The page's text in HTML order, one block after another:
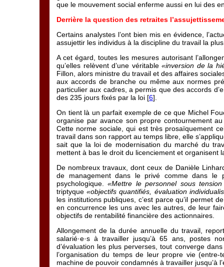
que le mouvement social enferme aussi en lui des
Derrière la question des retraites
Certains analystes l’ont bien mis en évidence,
assujettir les individus à la discipline du travail la
A cet égard, toutes les mesures autorisant
qu’elles relèvent d’une véritable «inversion de la
Fillon, alors ministre du travail et des affaires
aux accords de branche ou même aux normes
particulier aux cadres, a permis que des accords
des 235 jours fixés par la loi [6].
On tient là un parfait exemple de ce que Michel
organise par avance son propre contournement
Cette norme sociale, qui est très prosaïquement
travail dans son rapport au temps libre, elle
sait que la loi de modernisation du marché du
mettent à bas le droit du licenciement et organisent
De nombreux travaux, dont ceux de Danièle
de management dans le privé comme dans le
psychologique.«Mettre le personnel sous tension
triptyque«objectifs quantifiés, évaluation
les institutions publiques, c’est parce qu’il permet
en concurrence les uns avec les autres, de leur
objectifs de rentabilité financière des actionnaires.
Allongement de la durée annuelle du travail,
salarié·e·s à travailler jusqu’à 65 ans, postes
d’évaluation les plus perverses, tout converge
l’organisation du temps de leur propre vie
machine de pouvoir condamnés à travailler jusqu’à